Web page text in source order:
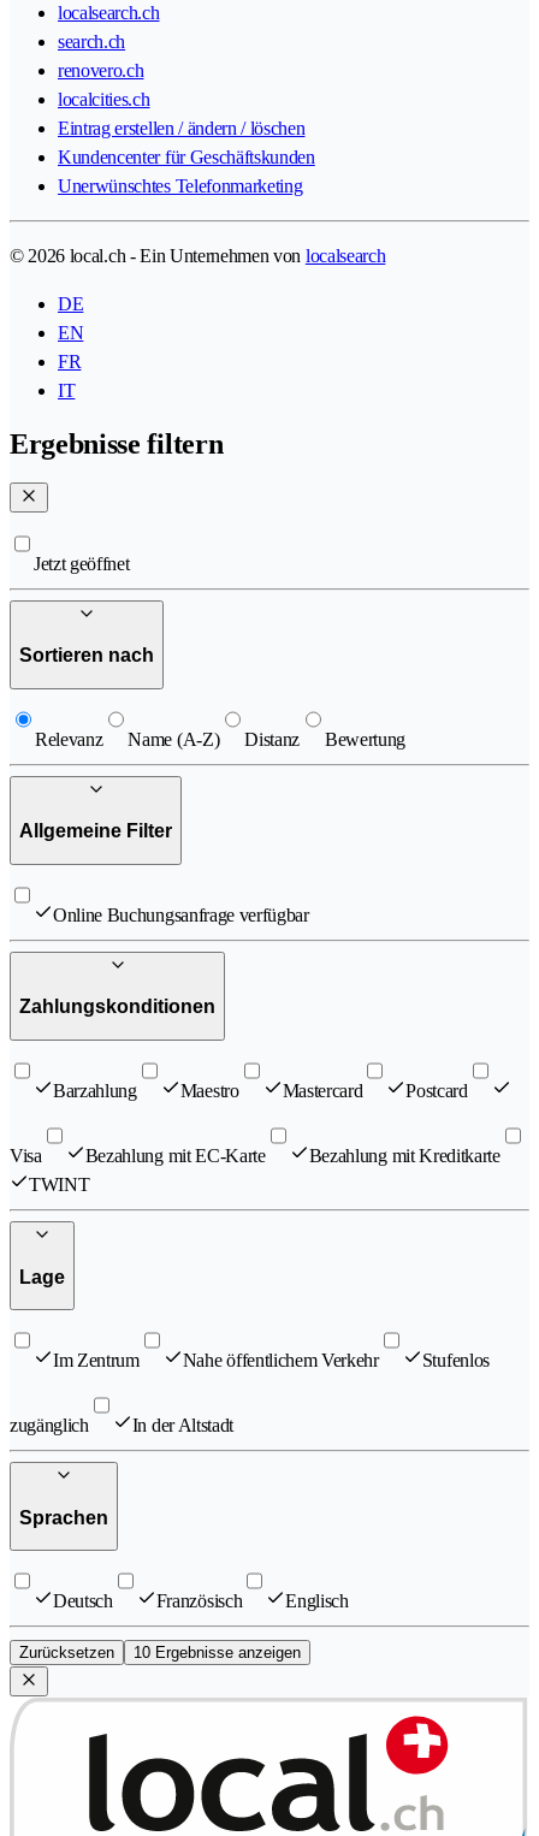
localsearch.ch
search.ch
renovero.ch
localcities.ch
Eintrag erstellen / ändern / löschen
Kundencenter für Geschäftskunden
Unerwünschtes Telefonmarketing
© 2026 local.ch - Ein Unternehmen von localsearch
DE
EN
FR
IT
Ergebnisse filtern
Jetzt geöffnet
Sortieren nach
Relevanz Name (A-Z) Distanz Bewertung
Allgemeine Filter
Online Buchungsanfrage verfügbar
Zahlungskonditionen
Barzahlung Maestro Mastercard Postcard
Visa Bezahlung mit EC-Karte
Bezahlung mit Kreditkarte
TWINT
Lage
Im Zentrum Nahe öffentlichem Verkehr Stufenlos
zugänglich In der Altstadt
Sprachen
Deutsch Französisch Englisch
Zurücksetzen 10 Ergebnisse anzeigen